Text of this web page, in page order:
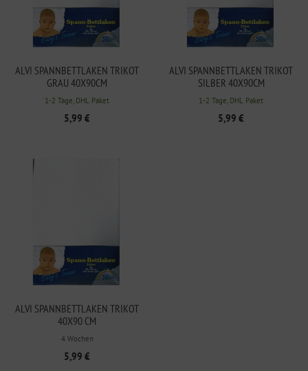
ALVI SPANNBETTLAKEN TRIKOT
GRAU 40X90CM
1-2 Tage, DHL Paket
5,99 €
ALVI SPANNBETTLAKEN TRIKOT
SILBER 40X90CM
1-2 Tage, DHL Paket
5,99 €
ALVI SPANNBETTLAKEN TRIKOT
40X90 CM
4 Wochen
5,99 €